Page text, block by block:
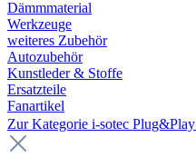
Dämmmaterial
Werkzeuge
weiteres Zubehör
Autozubehör
Kunstleder & Stoffe
Ersatzteile
Fanartikel
Zur Kategorie i-sotec Plug&Play